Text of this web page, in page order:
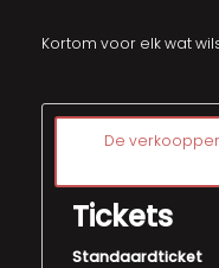
Kortom voor elk wat
De
Tickets
Standaardticket